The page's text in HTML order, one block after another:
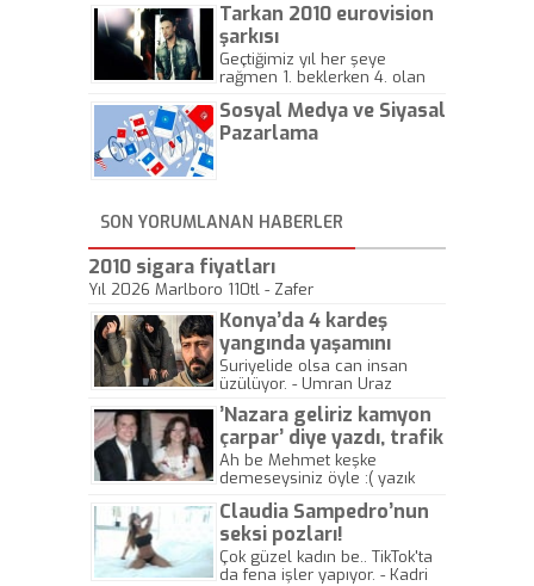
Tarkan 2010 eurovision
şarkısı
Geçtiğimiz yıl her şeye
rağmen 1. beklerken 4. olan
gösterisinin bu yarışmada
önemli olmadığını anlamıştır.
Sosyal Medya ve Siyasal
Pazarlama
SON YORUMLANAN HABERLER
2010 sigara fiyatları
Yıl 2026 Marlboro 110tl - Zafer
Konya’da 4 kardeş
yangında yaşamını
yitirdi
Suriyelide olsa can insan
üzülüyor. - Umran Uraz
’Nazara geliriz kamyon
çarpar’ diye yazdı, trafik
kazasında öldü!
Ah be Mehmet keşke
demeseysiniz öyle :( yazık
Claudia Sampedro’nun
seksi pozları!
Çok güzel kadın be.. TikTok'ta
da fena işler yapıyor. - Kadri